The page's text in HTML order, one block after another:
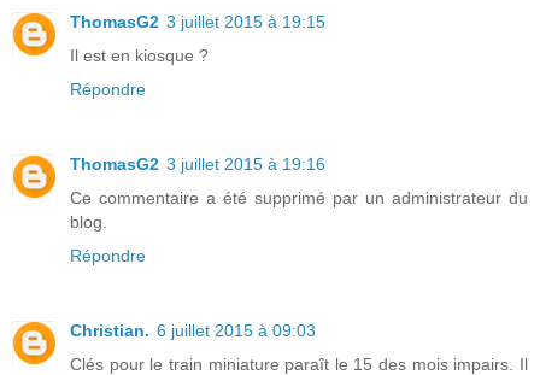
ThomasG2 3 juillet 2015 à 19:15
Il est en kiosque ?
Répondre
ThomasG2 3 juillet 2015 à 19:16
Ce commentaire a été supprimé par un administrateur du
blog.
Répondre
Christian. 6 juillet 2015 à 09:03
Clés pour le train miniature paraît le 15 des mois impairs. Il